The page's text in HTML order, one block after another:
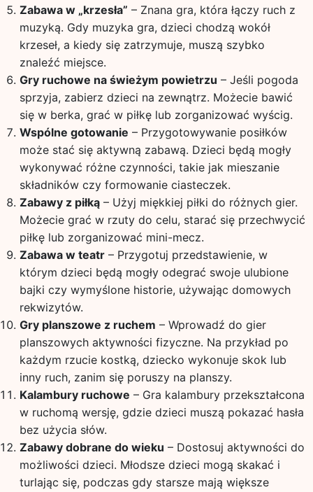
Zabawa w „krzesła” – Znana gra, która łączy ruch z
muzyką. Gdy muzyka gra, dzieci chodzą wokół
krzeseł, a kiedy się zatrzymuje, muszą szybko
znaleźć miejsce.
Gry ruchowe na świeżym powietrzu – Jeśli pogoda
sprzyja, zabierz dzieci na zewnątrz. Możecie bawić
się w berka, grać w piłkę lub zorganizować wyścig.
Wspólne gotowanie – Przygotowywanie posiłków
może stać się aktywną zabawą. Dzieci będą mogły
wykonywać różne czynności, takie jak mieszanie
składników czy formowanie ciasteczek.
Zabawy z piłką– Użyj miękkiej piłki do różnych gier.
Możecie grać w rzuty do celu, starać się przechwycić
piłkę lub zorganizować mini-mecz.
Zabawa w teatr– Przygotuj przedstawienie, w
którym dzieci będą mogły odegrać swoje ulubione
bajki czy wymyślone historie, używając domowych
rekwizytów.
Gry planszowe z ruchem – Wprowadź do gier
planszowych aktywności fizyczne. Na przykład po
każdym rzucie kostką, dziecko wykonuje skok lub
inny ruch, zanim się poruszy na planszy.
Kalambury ruchowe – Gra kalambury przekształcona
w ruchomą wersję, gdzie dzieci muszą pokazać hasła
bez użycia słów.
Zabawy dobrane do wieku – Dostosuj aktywności do
możliwości dzieci. Młodsze dzieci mogą skakać i
turlając się, podczas gdy starsze mają większe